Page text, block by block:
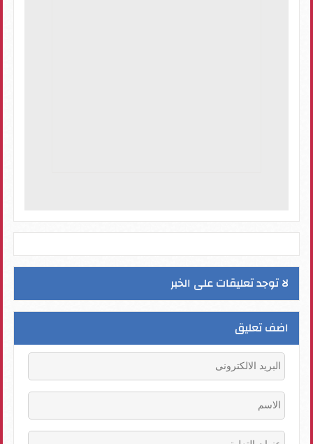
لا توجد تعليقات على الخبر
اضف تعليق